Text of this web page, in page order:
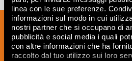
linea con le sue preferenze.
informazioni sul modo in cui
nostri partner che si occupano di
pubblicità e social media i quali
con altre informazioni che ha
raccolto dal tuo utilizzo sui loro
Подпишитесь на нашу
получать новости,
креативные идеи из